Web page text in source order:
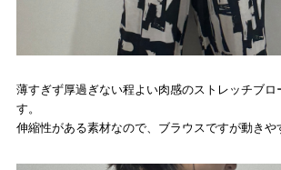
薄すぎず厚過ぎない程よい肉感のストレッチブロ
す。
伸縮性がある素材なので、ブラウスですが動き